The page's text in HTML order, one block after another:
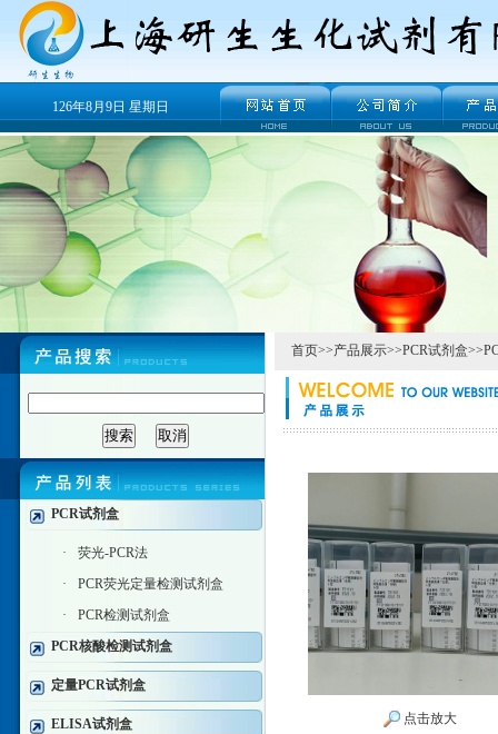
126年8月9日 星期日
PCR试剂盒
·
荧光-PCR法
·
PCR荧光定量检测试剂盒
·
PCR检测试剂盒
PCR核酸检测试剂盒
定量PCR试剂盒
ELISA试剂盒
首页>>产品展示>>PCR试剂盒>>
点击放大